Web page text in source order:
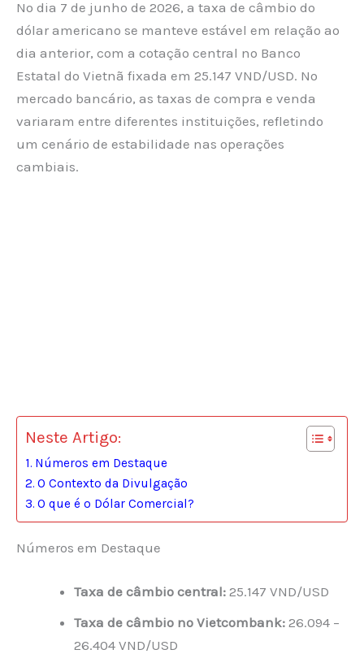
No dia 7 de junho de 2026, a taxa de câmbio do
dólar americano se manteve estável em relação ao
dia anterior, com a cotação central no Banco
Estatal do Vietnã fixada em 25.147 VND/USD. No
mercado bancário, as taxas de compra e venda
variaram entre diferentes instituições, refletindo
um cenário de estabilidade nas operações
cambiais.
Neste Artigo:
Números em Destaque
O Contexto da Divulgação
O que é o Dólar Comercial?
Números em Destaque
Taxa de câmbio central: 25.147 VND/USD
Taxa de câmbio no Vietcombank: 26.094 –
26.404 VND/USD